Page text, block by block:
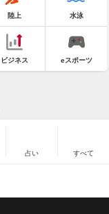
陸上 水泳
ビジネス eスポーツ
占い すべて